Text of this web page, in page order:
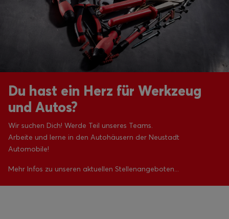
Du hast ein Herz für Werkzeug
und Autos?
Wir suchen Dich! Werde Teil unseres Teams.
Arbeite und lerne in den Autohäusern der Neustadt
Automobile!
Mehr Infos zu unseren aktuellen Stellenangeboten...